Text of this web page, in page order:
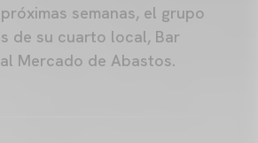
semanas, el grupo
de su cuarto local, Bar
Mercado de Abastos.